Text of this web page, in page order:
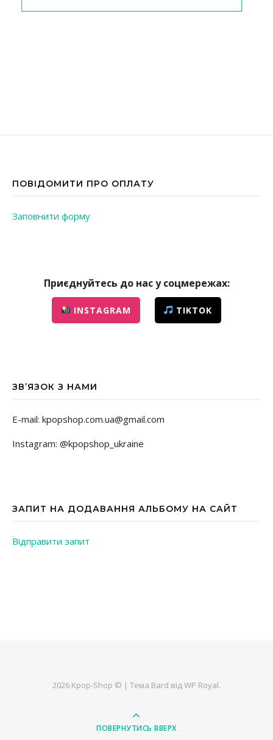
ПОВІДОМИТИ ПРО ОПЛАТУ
Заповнити форму
Приєднуйтесь до нас у соцмережах:
INSTAGRAM TIKTOK
ЗВ’ЯЗОК З НАМИ
E-mail: kpopshop.com.ua@gmail.com
Instagram: @kpopshop_ukraine
ЗАПИТ НА ДОДАВАННЯ АЛЬБОМУ НА САЙТ
Відправити запит
2026 Kpop-Shop © | Тема Bard відWP Royal.
ПОВЕРНУТИСЬ ВВЕРХ